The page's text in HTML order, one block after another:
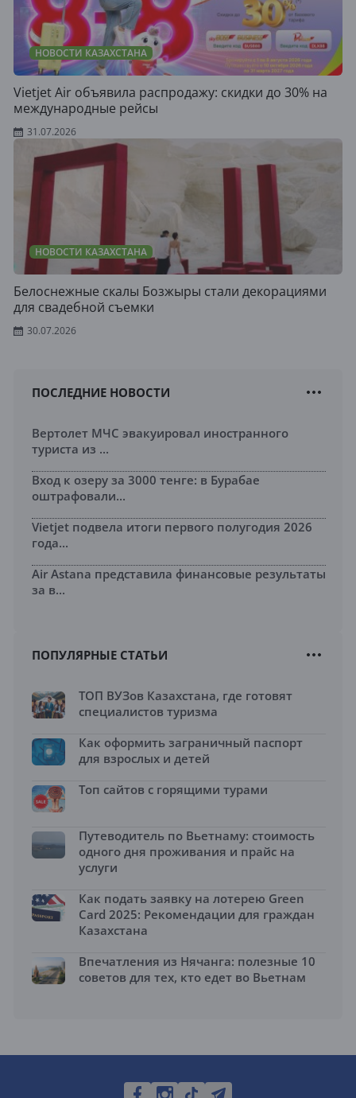
НОВОСТИ КАЗАХСТАНА
Vietjet Air объявила распродажу: скидки до 30% на
международные рейсы
31.07.2026
НОВОСТИ КАЗАХСТАНА
Белоснежные скалы Бозжыры стали декорациями
для свадебной съемки
30.07.2026
ПОСЛЕДНИЕ НОВОСТИ
Вертолет МЧС эвакуировал иностранного
туриста из ...
Вход к озеру за 3000 тенге: в Бурабае
оштрафовали...
Vietjet подвела итоги первого полугодия 2026
года...
Air Astana представила финансовые результаты
за в...
ПОПУЛЯРНЫЕ СТАТЬИ
ТОП ВУЗов Казахстана, где готовят
специалистов туризма
Как оформить заграничный паспорт
для взрослых и детей
Топ сайтов с горящими турами
Путеводитель по Вьетнаму: стоимость
одного дня проживания и прайс на
услуги
Как подать заявку на лотерею Green
Card 2025: Рекомендации для граждан
Казахстана
Впечатления из Нячанга: полезные 10
советов для тех, кто едет во Вьетнам